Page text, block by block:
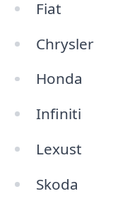
Fiat
Chrysler
Honda
Infiniti
Lexust
Skoda